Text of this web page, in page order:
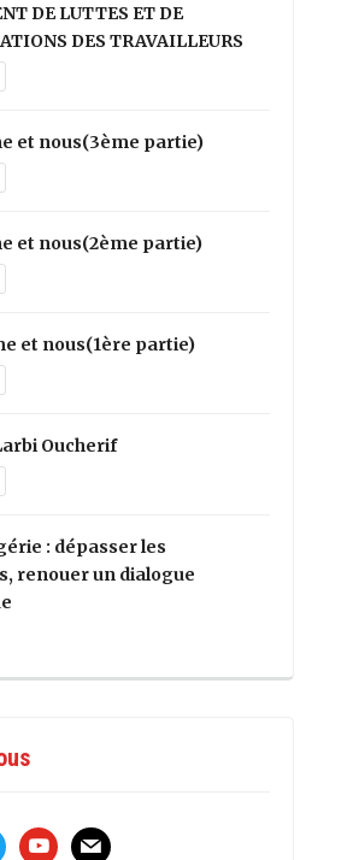
DE LUTTES ET DE
DES TRAVAILLEURS
et nous(3ème partie)
et nous(2ème partie)
et nous(1ère partie)
Oucherif
: dépasser les
renouer un dialogue
youtubemail